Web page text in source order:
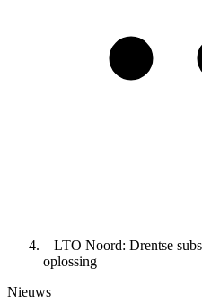
LTO Noord: Drentse
oplossing
Nieuws